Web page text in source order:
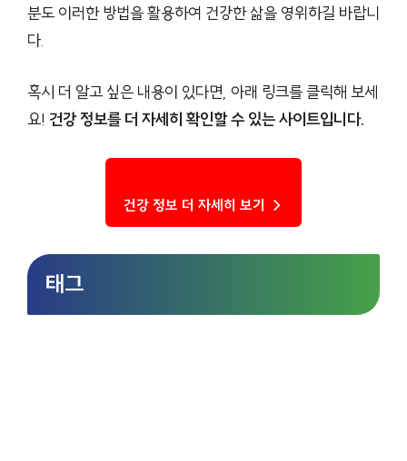
분도 이러한 방법을 활용하여 건강한 삶을 영위하길 바랍니
다.
혹시 더 알고 싶은 내용이 있다면, 아래 링크를 클릭해 보세
요! 건강 정보를 더 자세히 확인할 수 있는 사이트입니다.
건강 정보 더 자세히 보기 →
태그